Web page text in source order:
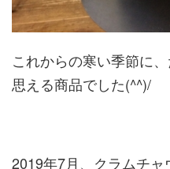
これからの寒い季節に
思える商品でした(^^)/
2019年7月、クラムチ